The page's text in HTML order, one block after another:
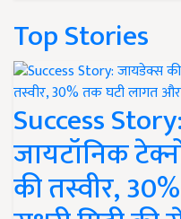
Top Stories
Success
जायटॉनिक
की तस्वीर,